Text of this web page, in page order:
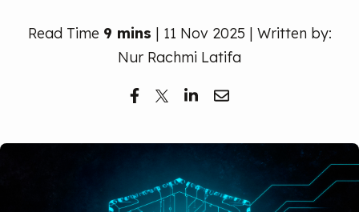
Read Time 9 mins | 11 Nov 2025 | Written by:
Nur Rachmi Latifa